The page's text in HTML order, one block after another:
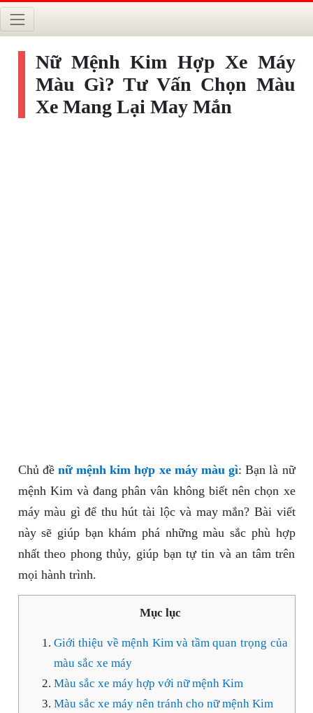
Nữ Mệnh Kim Hợp Xe Máy
Màu Gì? Tư Vấn Chọn Màu
Xe Mang Lại May Mắn
Chủ đề nữ mệnh kim hợp xe máy màu gì: Bạn là nữ
mệnh Kim và đang phân vân không biết nên chọn xe
máy màu gì để thu hút tài lộc và may mắn? Bài viết
này sẽ giúp bạn khám phá những màu sắc phù hợp
nhất theo phong thủy, giúp bạn tự tin và an tâm trên
mọi hành trình.
Mục lục
Giới thiệu về mệnh Kim và tầm quan trọng của
màu sắc xe máy
Màu sắc xe máy hợp với nữ mệnh Kim
Màu sắc xe máy nên tránh cho nữ mệnh Kim